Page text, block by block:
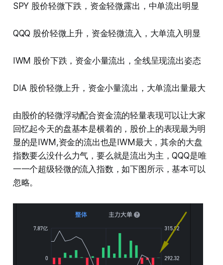
SPY 股价轻微下跌，资金轻微露出，中单流出明显
QQQ 股价轻微上升，资金轻微流入，大单流入明显
IWM 股价下跌，资金小量流出，全线呈现流出姿态
DIA 股价轻微上升，资金小量流出，大单流出量最大
由股价的轻微浮动配合资金流的轻量表现可以让大家
回忆起今天的盘基本是横着的，股价上的表现最为明
显的是IWM,资金的流出也是IWM最大，其余的大盘
指数要么没什么力气，要么就是流出为主，QQQ是唯
一一个超级轻微的流入指数，如下图所示，基本可以
忽略。